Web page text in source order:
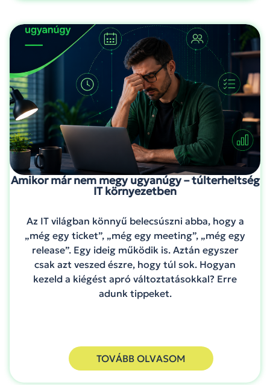
Amikor már nem megy ugyanúgy – túlterheltség
IT környezetben
Az IT világban könnyű belecsúszni abba, hogy a
„még egy ticket”, „még egy meeting”, „még egy
release”. Egy ideig működik is. Aztán egyszer
csak azt veszed észre, hogy túl sok. Hogyan
kezeld a kiégést apró változtatásokkal? Erre
adunk tippeket.
TOVÁBB OLVASOM